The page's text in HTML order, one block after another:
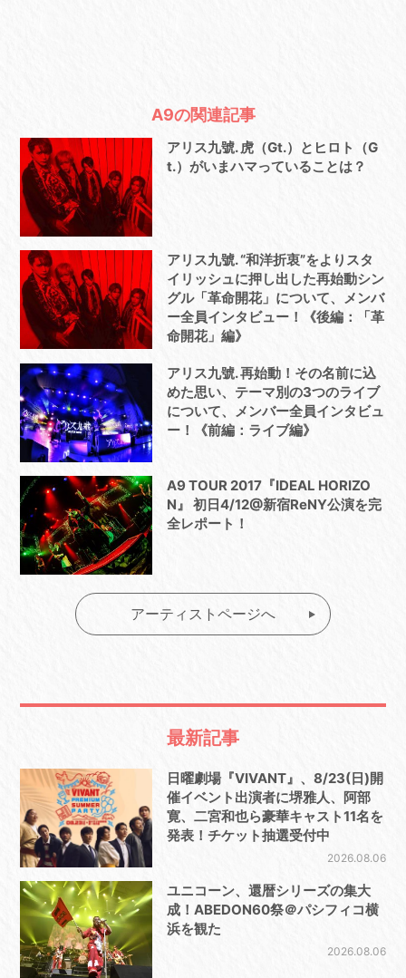
A9の関連記事
アリス九號. 虎（Gt.）とヒロト（G
t.）がいまハマっていることは？
アリス九號. “和洋折衷”をよりスタ
イリッシュに押し出した再始動シン
グル「革命開花」について、メンバ
ー全員インタビュー！《後編：「革
命開花」編》
アリス九號. 再始動！その名前に込
めた思い、テーマ別の3つのライブ
について、メンバー全員インタビュ
ー！《前編：ライブ編》
A9 TOUR 2017『IDEAL HORIZO
N』 初日4/12@新宿ReNY公演を完
全レポート！
アーティストページへ
最新記事
日曜劇場『VIVANT』、8/23(日)開
催イベント出演者に堺雅人、阿部
寛、二宮和也ら豪華キャスト11名を
発表！チケット抽選受付中
2026.08.06
ユニコーン、還暦シリーズの集大
成！ABEDON60祭＠パシフィコ横
浜を観た
2026.08.06